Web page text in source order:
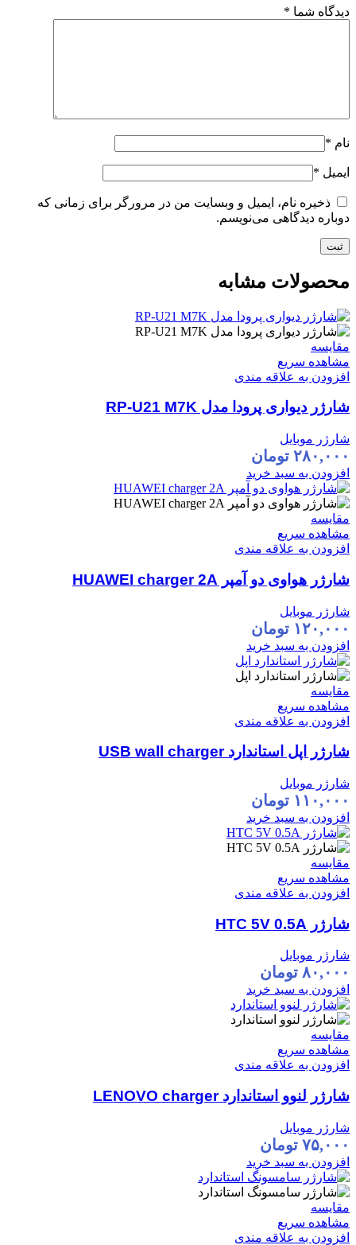
دیدگاه شما *
نام *
ایمیل *
ذخیره نام، ایمیل و وبسایت من در مرورگر برای زمانی که
دوباره دیدگاهی می‌نویسم.
محصولات مشابه
مقایسه
مشاهده سریع
افزودن به علاقه مندی
شارژر دیواری پرودا مدل RP-U21 M7K
شارژر موبایل
۲۸۰,۰۰۰ تومان
افزودن به سبد خرید
مقایسه
مشاهده سریع
افزودن به علاقه مندی
شارژر هواوی دو آمپر HUAWEI charger 2A
شارژر موبایل
۱۲۰,۰۰۰ تومان
افزودن به سبد خرید
مقایسه
مشاهده سریع
افزودن به علاقه مندی
شارژر اپل استاندارد USB wall charger
شارژر موبایل
۱۱۰,۰۰۰ تومان
افزودن به سبد خرید
مقایسه
مشاهده سریع
افزودن به علاقه مندی
شارژر HTC 5V 0.5A
شارژر موبایل
۸۰,۰۰۰ تومان
افزودن به سبد خرید
مقایسه
مشاهده سریع
افزودن به علاقه مندی
شارژر لنوو استاندارد LENOVO charger
شارژر موبایل
۷۵,۰۰۰ تومان
افزودن به سبد خرید
مقایسه
مشاهده سریع
افزودن به علاقه مندی